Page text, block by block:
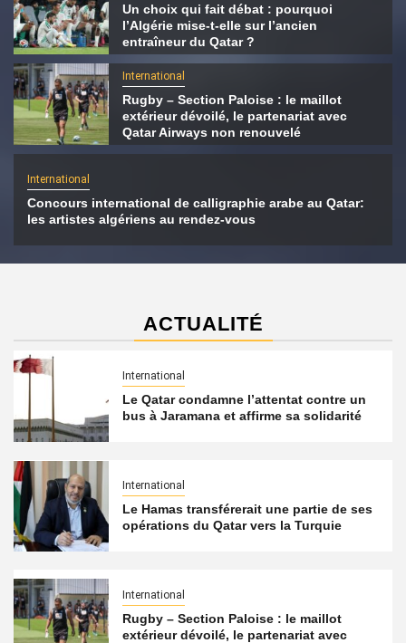
Un choix qui fait débat : pourquoi
l’Algérie mise-t-elle sur l’ancien
entraîneur du Qatar ?
International
Rugby – Section Paloise : le maillot
extérieur dévoilé, le partenariat avec
Qatar Airways non renouvelé
International
Concours international de calligraphie arabe au Qatar:
les artistes algériens au rendez-vous
ACTUALITÉ
International
Le Qatar condamne l’attentat contre un
bus à Jaramana et affirme sa solidarité
International
Le Hamas transférerait une partie de ses
opérations du Qatar vers la Turquie
International
Rugby – Section Paloise : le maillot
extérieur dévoilé, le partenariat avec